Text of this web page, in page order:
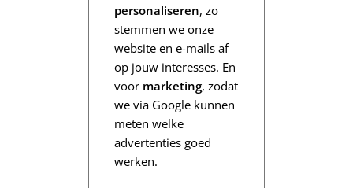
personaliseren, zo
stemmen we onze
website en e-mails af
op jouw interesses. En
voor marketing, zodat
we via Google kunnen
meten welke
advertenties goed
werken.